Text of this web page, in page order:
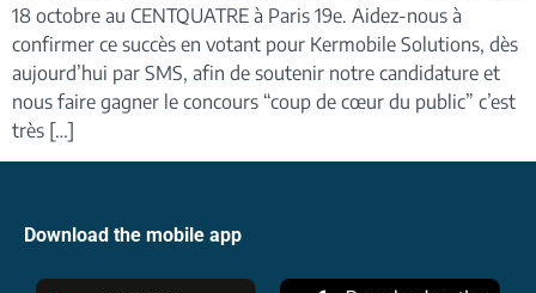
18 octobre au CENTQUATRE à Paris 19e. Aidez-nous à
confirmer ce succès en votant pour Kermobile Solutions, dès
aujourd’hui par SMS, afin de soutenir notre candidature et
nous faire gagner le concours “coup de cœur du public” c’est
très […]
Download the mobile app